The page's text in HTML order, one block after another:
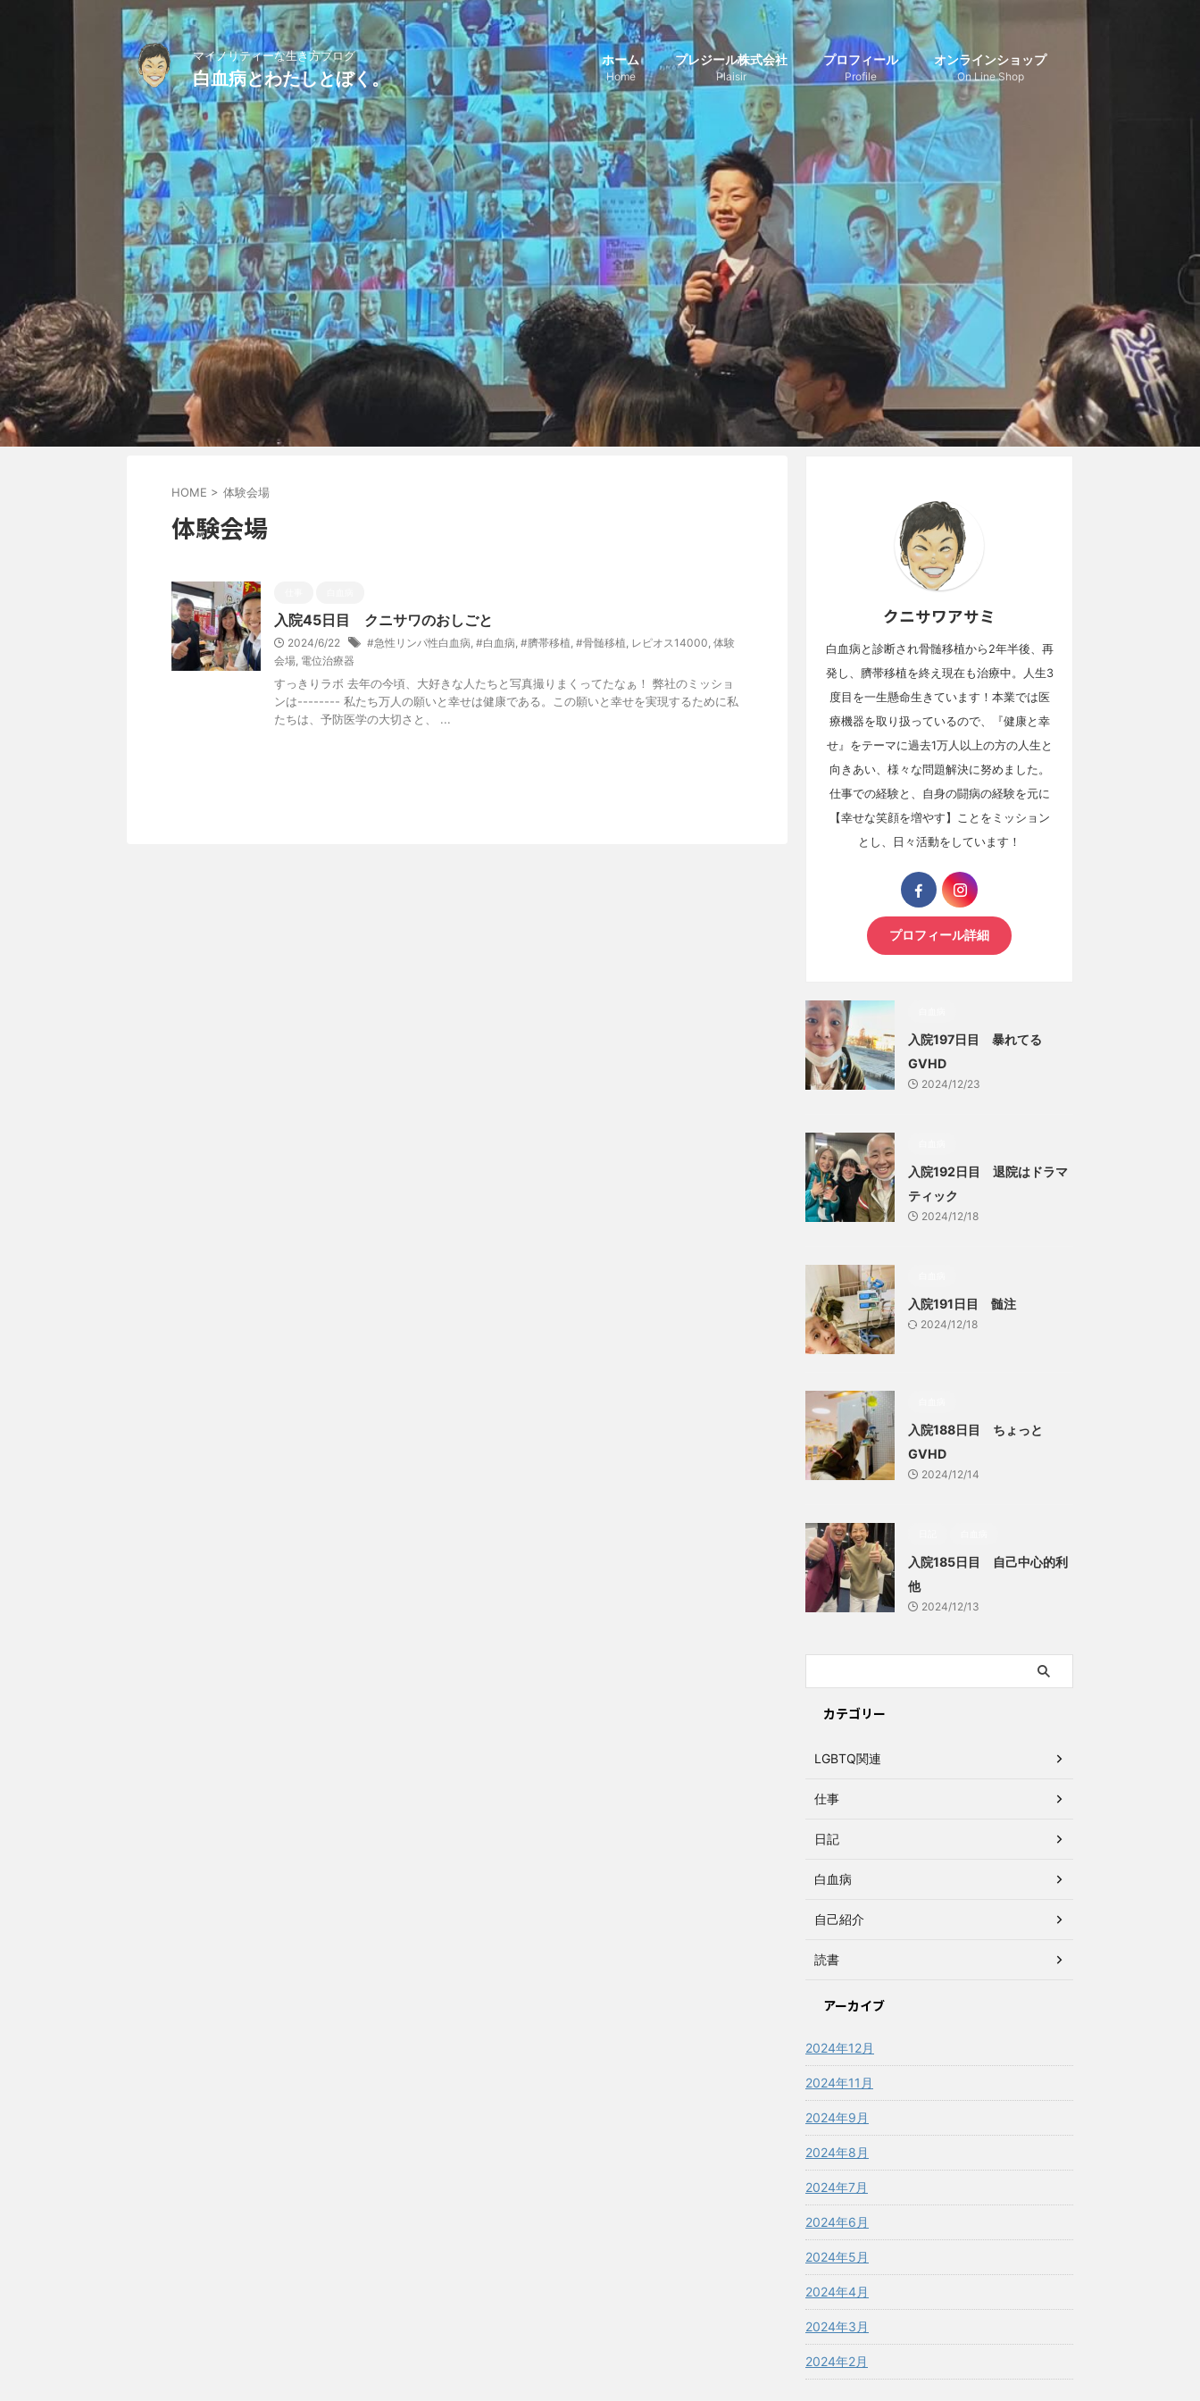
マイノリティーな生き方ブログ
白血病とわたしとぼく。
ホーム
Home
プレジール株式会社
Plaisir
プロフィール
Profile
オンラインショップ
On Line Shop
HOME > 体験会場
体験会場
入院45日目 クニサワのおしごと
2024/6/22 #急性リンパ性白血病, #白血病, #臍帯移植, #骨髄移植, レピオス14000, 体験
会場, 電位治療器
すっきりラボ 去年の今頃、大好きな人たちと写真撮りまくってたなぁ！ 弊社のミッショ
ンは-------- 私たち万人の願いと幸せは健康である。この願いと幸せを実現するために私
たちは、予防医学の大切さと、 ...
クニサワアサミ
白血病と診断され骨髄移植から2年半後、再
発し、臍帯移植を終え現在も治療中。人生3
度目を一生懸命生きています！本業では医
療機器を取り扱っているので、『健康と幸
せ』をテーマに過去1万人以上の方の人生と
向きあい、様々な問題解決に努めました。
仕事での経験と、自身の闘病の経験を元に
【幸せな笑顔を増やす】ことをミッション
とし、日々活動をしています！
プロフィール詳細
入院197日目 暴れてる
GVHD
2024/12/23
入院192日目 退院はドラマ
ティック
2024/12/18
入院191日目 髄注
2024/12/18
入院188日目 ちょっと
GVHD
2024/12/14
入院185日目 自己中心的利
他
2024/12/13
カテゴリー
LGBTQ関連
仕事
日記
白血病
自己紹介
読書
アーカイブ
2024年12月
2024年11月
2024年9月
2024年8月
2024年7月
2024年6月
2024年5月
2024年4月
2024年3月
2024年2月